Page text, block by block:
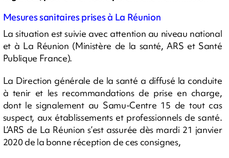
Mesures sanitaires prises à La Réunion
La situation est suivie avec attention au niveau national
et à La Réunion (Ministère de la santé, ARS et Santé
Publique France).
La Direction générale de la santé a diffusé la conduite
à tenir et les recommandations de prise en charge,
dont le signalement au Samu-Centre 15 de tout cas
suspect, aux établissements et professionnels de santé.
L’ARS de La Réunion s’est assurée dès mardi 21 janvier
2020 de la bonne réception de ces consignes,